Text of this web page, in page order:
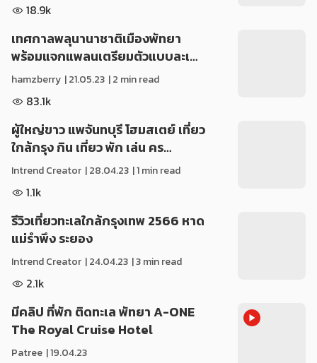
18.9k
เทศกาลพลุนานาชาติเมืองพัทยา
พร้อมแจกแพลนเตรียมตัวแบบละเ…
hamzberry |21.05.23 | 2 min read
83.1k
ผู้ใหญ่ขาว แพจันทบุรี โฮมสเตย์ เที่ยว
ใกล้กรุง กิน เที่ยว พัก เล่น คร…
Intrend Creator |28.04.23 | 1 min read
1.1k
รีวิวเที่ยวทะเลใกล้กรุงเทพ 2566 หาด
แม่รำพึง ระยอง
Intrend Creator |24.04.23 | 3 min read
2.1k
มีคลิป ที่พัก ติดทะเล พัทยา A-ONE
The Royal Cruise Hotel
Patree |19.04.23